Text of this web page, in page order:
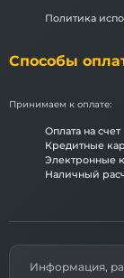
Политика
Способы
Принимаем к оплате:
Оплата на счет
Кредитные
Электронные
Наличный
Информация,